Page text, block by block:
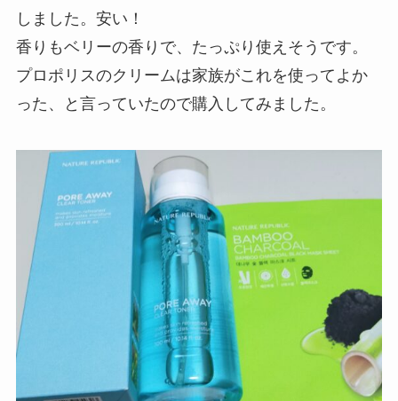
しました。安い！
香りもベリーの香りで、たっぷり使えそうです。
プロポリスのクリームは家族がこれを使ってよか
った、と言っていたので購入してみました。